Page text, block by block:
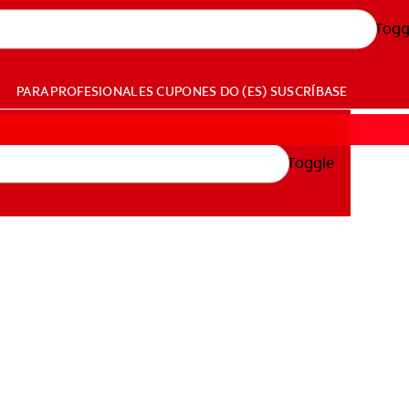
PARA PROFESIONALESCUPONES DO (ES) SUSCRÍBASE
Toggle